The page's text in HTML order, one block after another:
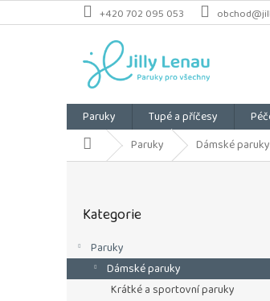
Přejít
na
+420 702 095 053
Paruky Tupé a příčesy
Domů Paruky Dámské paruky
P
a
n
kategorie
Kategorie
Paruky
Dámské paruky
Krátké a sportovní paruky